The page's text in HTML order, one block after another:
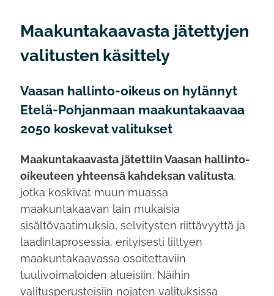
Maakuntakaavasta jätettyjen
valitusten käsittely
Vaasan hallinto-oikeus on hylännyt
Etelä-Pohjanmaan maakuntakaavaa
2050 koskevat valitukset
Maakuntakaavasta jätettiin Vaasan hallinto-
oikeuteen yhteensä kahdeksan valitusta,
jotka koskivat muun muassa
maakuntakaavan lain mukaisia
sisältövaatimuksia, selvitysten riittävyyttä ja
laadintaprosessia, erityisesti liittyen
maakuntakaavassa osoitettaviin
tuulivoimaloiden alueisiin. Näihin
valitusperusteisiin nojaten valituksissa